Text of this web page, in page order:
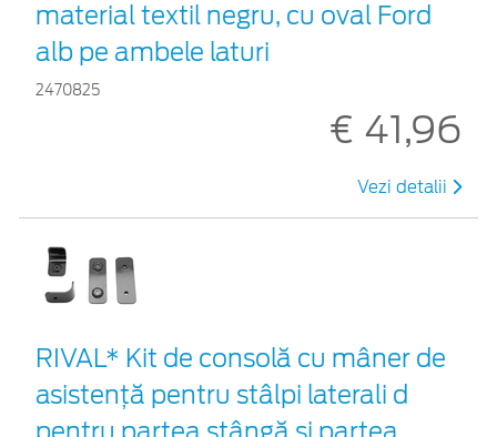
material textil negru, cu oval Ford
alb pe ambele laturi
2470825
€ 41,96
Vezi detalii
RIVAL* Kit de consolă cu mâner de
asistență pentru stâlpi laterali d